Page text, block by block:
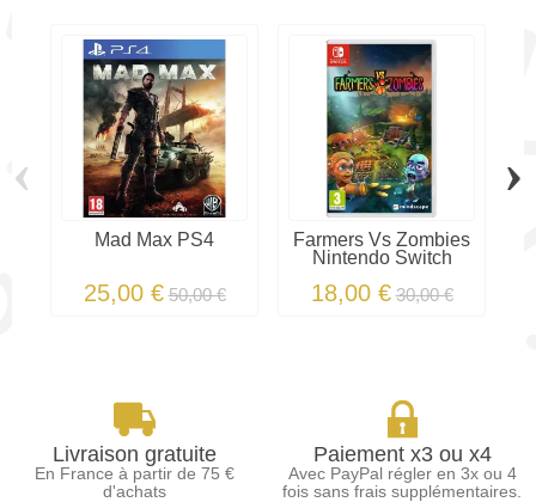
Mad Max PS4
25,00 € 50,00 €
Farmers Vs Zombies
Nintendo Switch
18,00 € 30,00 €
‹ ›
Livraison gratuite
En France à partir de 75 €
d'achats
Paiement x3 ou x4
Avec PayPal régler en 3x ou 4
fois sans frais supplémentaires.